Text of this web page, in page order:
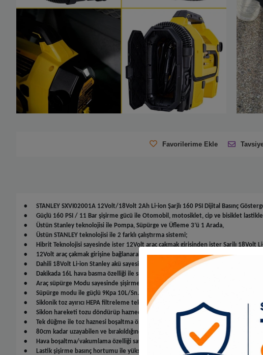
Favorilerime Ekle
•
STANLEY SXVI02001A 12Volt/18Volt 2Ah Li-ion Şarjlı 160 PSI Dijital Basınç
•
Güçlü 160 PSI / 11 Bar şişirme gücü ile Otomobil, motosiklet, cip ve bisiklet
•
Üstün Stanley teknolojisi ile Pompa, Süpürge ve Üfleme 3’ü 1 Arada,
•
Üstün STANLEY teknolojisi ile 2 farklı çalıştırma sistemi;
•
Hibrit Teknolojisi sayesinde ister 12Volt araç çakmak girişinden ister Şarjlı 18Volt
•
12Volt araç çakmak girişine bağlanarak tüm araçlarda kullanım imkânı,
•
Dahili 18Volt Li-ion Stanley akü sayesinde dağcılık, kamp, piknik, spor aktiviteleri,
•
Dakikada 16L hava basma özelliği ile sınıfının en yüksek performansını sağlar.
•
Araç süpürge Modu sayesinde şişirme ve indirme yapabilen hava basınç hortumu
•
Süpürge modu ile güçlü 9Kpa 10L/Sn. emiş gücü ev, ofis, otomobil, karavan,
•
Siklonik toz ayırıcı HEPA filtreleme teknolojisi sayesinde hava ile tozu etkin bir
•
Siklon hareketi tozu döndürüp haznede ayrıştırarak, temiz havayı tahliye eder,
•
Tek düğme ile toz haznesi boşaltma özelliği sayesinde kirler ele temas etmeden
•
80cm kadar uzayabilen ve bırakıldığında eski haline dönen Flexi hortum
•
Hava boşaltma/vakumlama özelliği sayesinde şişme havuzları, deniz botlarını ve
•
Lastik şişirme basınç hortumu ile yüksek basınç elde edilerek top, bisiklet ve